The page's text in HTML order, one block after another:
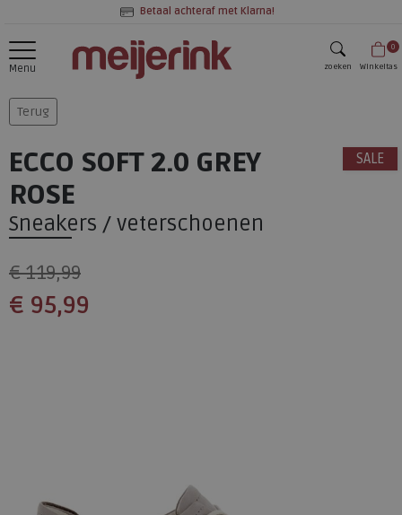
Betaal achteraf met Klarna!
Menu zoeken
0
Winkeltas
Terug
SALE
ECCO SOFT 2.0 GREY
ROSE
Sneakers / veterschoenen
€ 119,99
€ 95,99